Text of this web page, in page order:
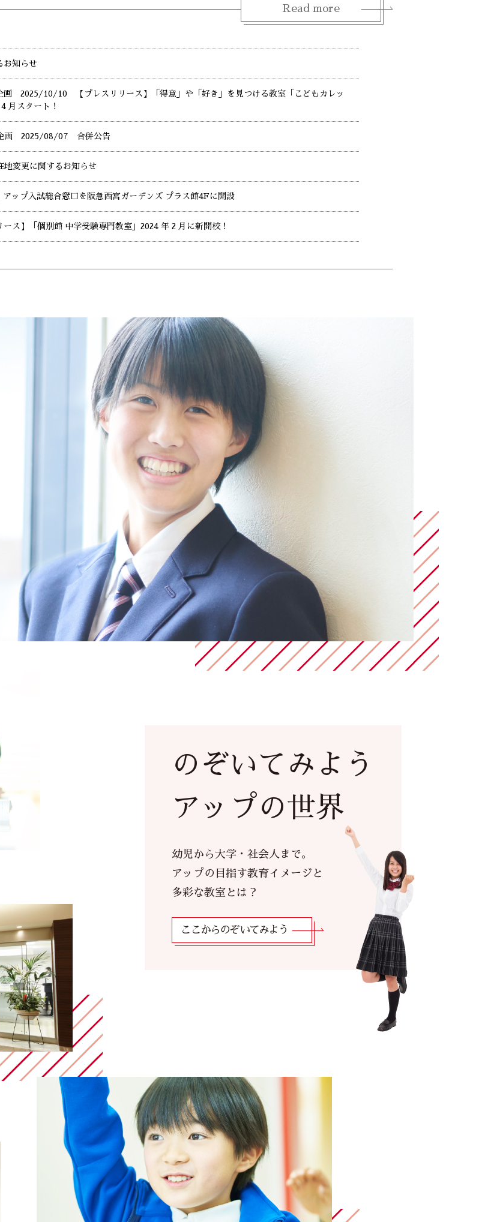
お知らせ
画 2025/10/10 【プレスリリース】「得意」や「好き」を見つける教室「こどもカレッ
月スタート！
画 2025/08/07 合併公告
地変更に関するお知らせ
アップ入試総合窓口を阪急西宮ガーデンズ プラス館4Fに開設
ース】「個別館 中学受験専門教室」2024 年 2 月に新開校！
Read more
のぞいてみよう
アップの世界
幼児から大学・社会人まで。
アップの目指す教育イメージと
多彩な教室とは？
ここからのぞいてみよう